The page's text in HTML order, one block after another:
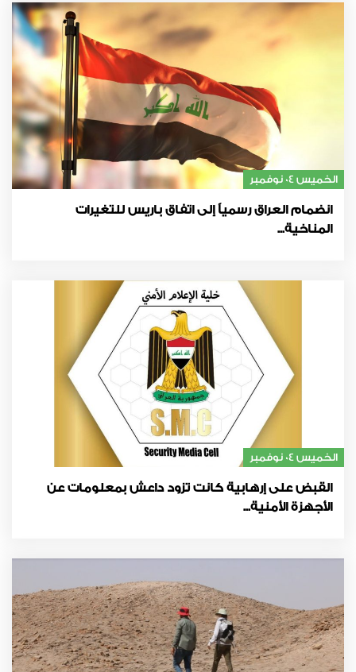
الخميس 04 نوفمبر
انضمام العراق رسمياً إلى اتفاق باريس للتغيرات
المناخية...
الخميس 04 نوفمبر
القبض على إرهابية كانت تزود داعش بمعلومات عن
الأجهزة الأمنية...